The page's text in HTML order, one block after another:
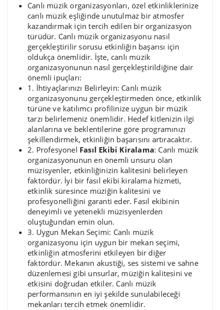
Canlı müzik organizasyonları, özel etkinliklerinize
canlı müzik eşliğinde unutulmaz bir atmosfer
kazandırmak için tercih edilen bir organizasyon
türüdür. Canlı müzik organizasyonu nasıl
gerçekleştirilir sorusu etkinliğin başarısı için
oldukça önemlidir. İşte, canlı müzik
organizasyonunun nasıl gerçekleştirildiğine dair
önemli ipuçları:
1. İhtiyaçlarınızı Belirleyin: Canlı müzik
organizasyonunu gerçekleştirmeden önce, etkinlik
türüne ve katılımcı profilinize uygun bir müzik
tarzı belirlemeniz önemlidir. Hedef kitlenizin ilgi
alanlarına ve beklentilerine göre programınızı
şekillendirmek, etkinliğin başarısını artıracaktır.
2. Profesyonel Fasıl Ekibi Kiralama: Canlı müzik
organizasyonunun en önemli unsuru olan
müzisyenler, etkinliğinizin kalitesini belirleyen
faktördür. İyi bir fasıl ekibi kiralama hizmeti,
etkinlik süresince müziğin kalitesini ve
profesyonelliğini garanti eder. Fasıl ekibinin
deneyimli ve yetenekli müzisyenlerden
oluştuğundan emin olun.
3. Uygun Mekan Seçimi: Canlı müzik
organizasyonu için uygun bir mekan seçimi,
etkinliğin atmosferini etkileyen bir diğer
faktördür. Mekanın akustiği, ses sistemi ve sahne
düzenlemesi gibi unsurlar, müziğin kalitesini ve
etkisini doğrudan etkiler. Canlı müzik
performansının en iyi şekilde sunulabileceği
mekanları tercih etmek önemlidir.